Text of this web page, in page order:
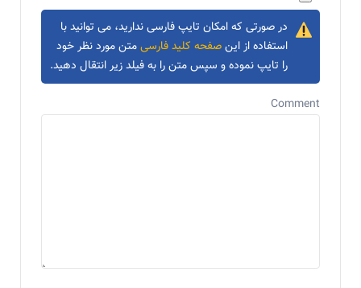
در صورتی که امکان تایپ فارسی ندارید، می توانید با
استفاده از اینصفحه کلید فارسیمتن مورد نظر خود
را تایپ نموده و سپس متن را به فیلد زیر انتقال دهید.
Comment